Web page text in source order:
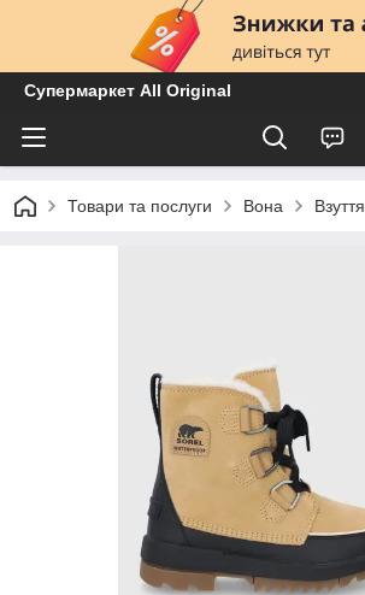
Супермаркет All Original
Товари та послуги Вона Взуття